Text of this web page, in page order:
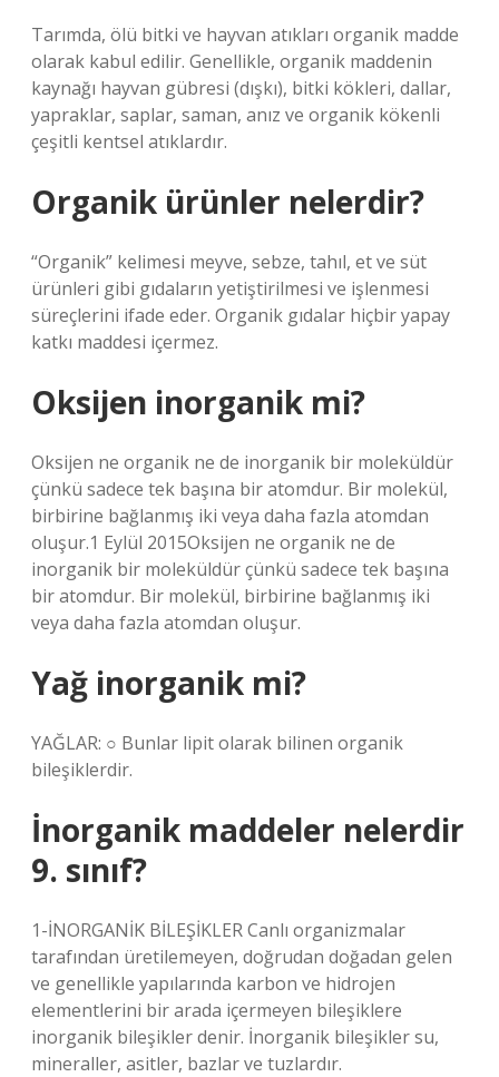
Tarımda, ölü bitki ve hayvan atıkları organik madde
olarak kabul edilir. Genellikle, organik maddenin
kaynağı hayvan gübresi (dışkı), bitki kökleri, dallar,
yapraklar, saplar, saman, anız ve organik kökenli
çeşitli kentsel atıklardır.
Organik ürünler nelerdir?
“Organik” kelimesi meyve, sebze, tahıl, et ve süt
ürünleri gibi gıdaların yetiştirilmesi ve işlenmesi
süreçlerini ifade eder. Organik gıdalar hiçbir yapay
katkı maddesi içermez.
Oksijen inorganik mi?
Oksijen ne organik ne de inorganik bir moleküldür
çünkü sadece tek başına bir atomdur. Bir molekül,
birbirine bağlanmış iki veya daha fazla atomdan
oluşur.1 Eylül 2015Oksijen ne organik ne de
inorganik bir moleküldür çünkü sadece tek başına
bir atomdur. Bir molekül, birbirine bağlanmış iki
veya daha fazla atomdan oluşur.
Yağ inorganik mi?
YAĞLAR: ○ Bunlar lipit olarak bilinen organik
bileşiklerdir.
İnorganik maddeler nelerdir
9. sınıf?
1-İNORGANİK BİLEŞİKLER Canlı organizmalar
tarafından üretilemeyen, doğrudan doğadan gelen
ve genellikle yapılarında karbon ve hidrojen
elementlerini bir arada içermeyen bileşiklere
inorganik bileşikler denir. İnorganik bileşikler su,
mineraller, asitler, bazlar ve tuzlardır.